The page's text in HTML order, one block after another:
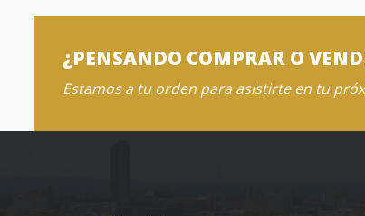
¿PENSANDO COMPRAR O
Estamos a tu orden para asistirte en tu